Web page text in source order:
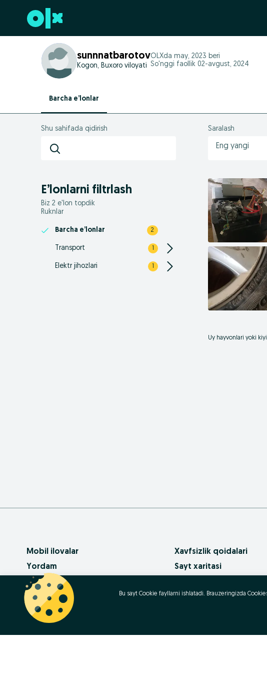
Futerga oʻtish
sunnnatbarotov
Kogon, Buxoro viloyati
OLXda may, 2023 beri
So'nggi faollik 02-avgust, 2024
Barcha e’lonlar
Shu sahifada qidirish
E’lonlarni filtrlash
Biz 2 e'lon topdik
Ruknlar
Barcha e’lonlar 2
Transport 1
Elektr jihozlari 1
Saralash
Eng yangi
Uy hayvonlari yoki
Mobil ilovalar
Yordam
Pullik xizmatlar
OLX da biznes
Foydalanish shartlari
Xavfsizlik qoidalari
Sayt xaritasi
Biznes-sahifa xaritasi
Bu sayt Cookie fayllarni ishlatadi. Brauzeringizda